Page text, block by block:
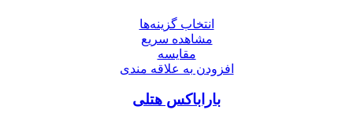
انتخاب گزینه‌ها
مشاهده سریع
مقایسه
افزودن به علاقه مندی
باراباکس هتلی